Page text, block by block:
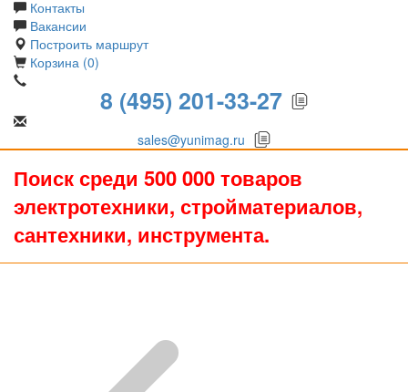
Контакты
Вакансии
Построить маршрут
Корзина (0)
8 (495) 201-33-27
sales@yunimag.ru
Поиск среди 500 000 товаров
электротехники, стройматериалов,
сантехники, инструмента.